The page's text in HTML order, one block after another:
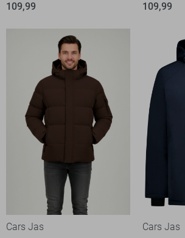
109,99
109,99
Cars Jas
Cars Jas